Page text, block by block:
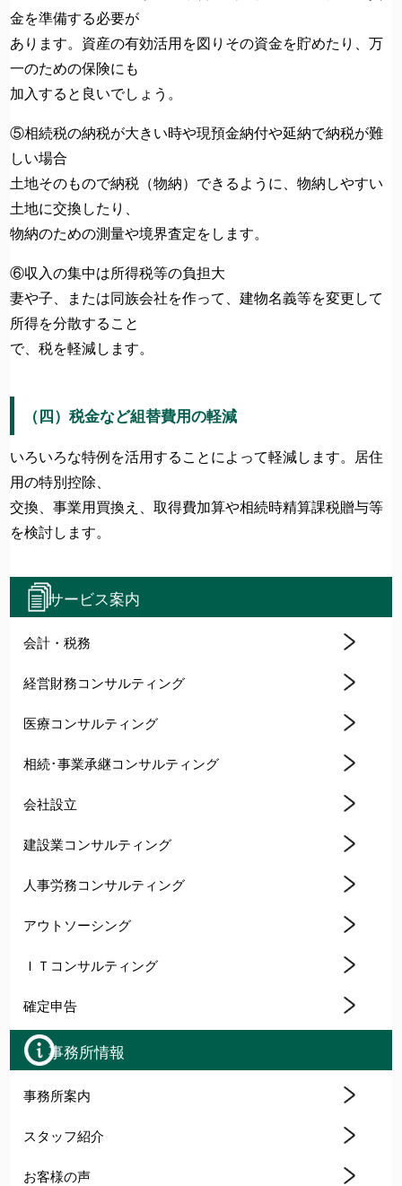
金を準備する必要が
あります。資産の有効活用を図りその資金を貯めたり、万
一のための保険にも
加入すると良いでしょう。
⑤相続税の納税が大きい時や現預金納付や延納で納税が難
しい場合
土地そのもので納税（物納）できるように、物納しやすい
土地に交換したり、
物納のための測量や境界査定をします。
⑥収入の集中は所得税等の負担大
妻や子、または同族会社を作って、建物名義等を変更して
所得を分散すること
で、税を軽減します。
（四）税金など組替費用の軽減
いろいろな特例を活用することによって軽減します。居住
用の特別控除、
交換、事業用買換え、取得費加算や相続時精算課税贈与等
を検討します。
サービス案内
会計・税務
経営財務コンサルティング
医療コンサルティング
相続･事業承継コンサルティング
会社設立
建設業コンサルティング
人事労務コンサルティング
アウトソーシング
ＩＴコンサルティング
確定申告
事務所情報
事務所案内
スタッフ紹介
お客様の声